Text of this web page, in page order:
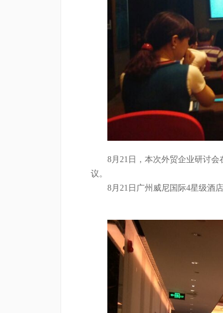
8 月 21 日，本次外贸企业研讨会
议。
8 月 21 日广州威尼国际4星级酒